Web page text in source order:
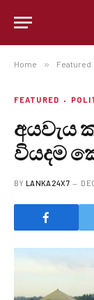
Home » Featured
FEATURED
අයවැය
වියදම
BY LANKA24X7